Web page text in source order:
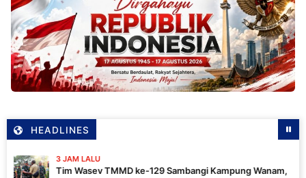
HEADLINES
3 JAM LALU
Tim Wasev TMMD ke-129 Sambangi Kampung Wanam,